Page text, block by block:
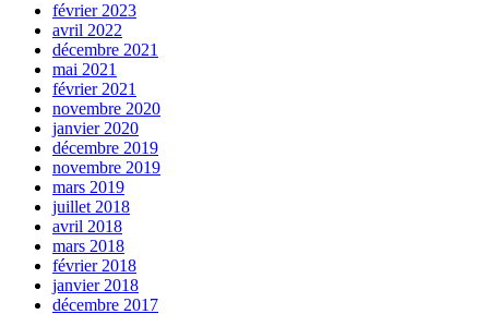
février 2023
avril 2022
décembre 2021
mai 2021
février 2021
novembre 2020
janvier 2020
décembre 2019
novembre 2019
mars 2019
juillet 2018
avril 2018
mars 2018
février 2018
janvier 2018
décembre 2017